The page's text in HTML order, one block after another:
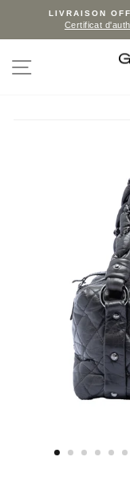
LIVRAISON
Certificat
SITE